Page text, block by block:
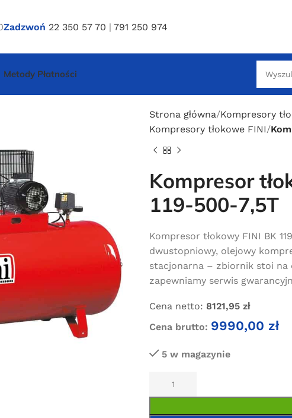
Zadzwoń 22 350 57 70 |791 250 974
Metody Płatności
Strona główna Kompresory
Kompresory tłokowe FINI
Kompresor
119-500-7,5T
Kompresor tłokowy FINI BK
dwustopniowy, olejowy
stacjonarna – zbiornik stoi na
zapewniamy serwis
Cena netto: 8121,95 zł
Cena brutto: 9990,00 zł
5 w magazynie